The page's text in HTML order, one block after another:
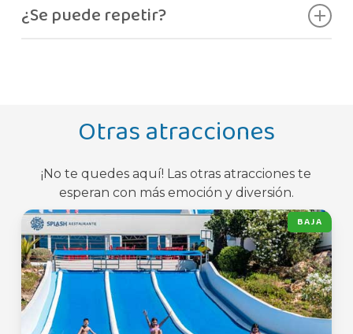
¿Se puede repetir?
Otras atracciones
¡No te quedes aquí! Las otras atracciones te
esperan con más emoción y diversión.
BAJA